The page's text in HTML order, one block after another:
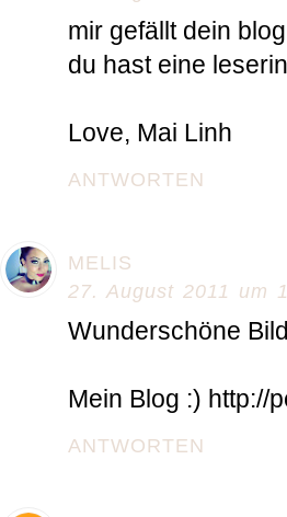
mir gefällt dein blog
du hast eine
Love, Mai Linh
ANTWORTEN
MELIS
27. August 2011 um
Wunderschöne
Mein Blog :) http://
ANTWORTEN